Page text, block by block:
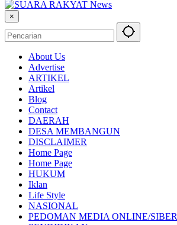
×
About Us
Advertise
ARTIKEL
Artikel
Blog
Contact
DAERAH
DESA MEMBANGUN
DISCLAIMER
Home Page
Home Page
HUKUM
Iklan
Life Style
NASIONAL
PEDOMAN MEDIA ONLINE/SIBER